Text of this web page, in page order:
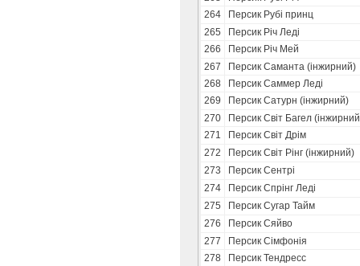
264
Персик Рубі принц
265
Персик Річ Леді
266
Персик Річ Мей
267
Персик Саманта (інжирний)
268
Персик Саммер Леді
269
Персик Сатурн (інжирний)
270
Персик Світ Багел
271
Персик Світ Дрім
272
Персик Світ Рінг (інжирний)
273
Персик Сентрі
274
Персик Спрінг Леді
275
Персик Сугар Тайм
276
Персик Сяйво
277
Персик Сімфонія
278
Персик Тендресс